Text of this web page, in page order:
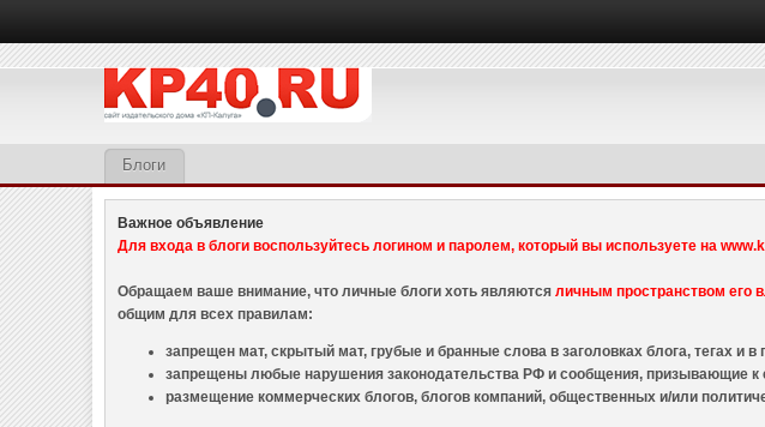
Блоги
Важное объявление
Для входа в блоги воспользуйтесь логином и паролем, который вы используете на
Обращаем ваше внимание, что личные блоги хоть являютсяличным пространством его
общим для всех правилам:
запрещен мат, скрытый мат, грубые и бранные слова в заголовках блога, тегах и в
запрещены любые нарушения законодательства РФ и сообщения, призывающие к
размещение коммерческих блогов, блогов компаний, общественных и/или